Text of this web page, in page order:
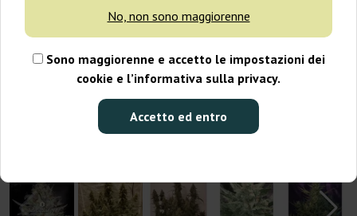
No, non sono maggiorenne
Sono maggiorenne e accetto le impostazioni dei
cookie e l’informativa sulla privacy.
Accetto ed entro